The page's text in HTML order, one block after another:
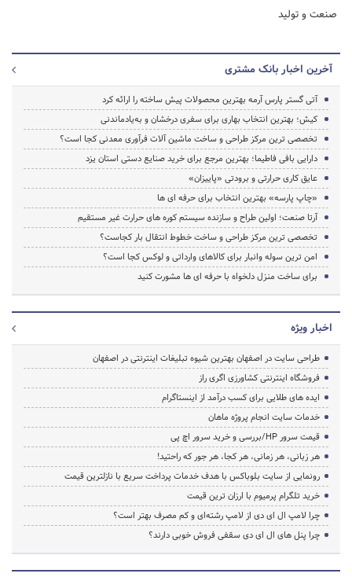
صنعت و تولید
آخرین اخبار بانک مشتری
آتی گستر پارس آرمه بهترین محصولات پیش ساخته را ارائه کرد
کیش؛ بهترین انتخاب بهاری برای سفری درخشان و به‌یادماندنی
تخصصی ترین مرکز طراحی و ساخت ماشین آلات فرآوری معدنی کجا است؟
دارایی بافی فاطیما؛ بهترین مرجع برای خرید صنایع دستی استان یزد
عایق کاری حرارتی و برودتی «پاییزان»
«چاپ پارسه» بهترین انتخاب برای حرفه ای ها
آرتا صنعت؛ اولین طراح و سازنده سیستم کوره های حرارت غیر مستقیم
تخصصی ترین مرکز طراحی و ساخت خطوط انتقال بار کجاست؟
امن ترین سوله وانبار برای کالاهای وارداتی و لوکس کجا است؟
برای ساخت منزل دلخواه با حرفه ای ها مشورت کنید
اخبار ویژه
طراحی سایت در اصفهان بهترین شیوه تبلیغات اینترنتی در اصفهان
فروشگاه اینترنتی کشاورزی اگری راز
ایده های طلایی برای کسب درآمد از اینستاگرام
خدمات سایت انجام پروژه ماهان
قیمت سرور HP/بررسی و خرید سرور اچ پی
هر زبانی، هر زمانی، هر کجا، هر جور که راحتید!
رونمایی از سایت بلوباکس با هدف خدمات پرداخت سریع با نازلترین قیمت
خرید تلگرام پرمیوم با ارزان ترین قیمت
چرا لامپ ال ای دی از لامپ رشته‌ای و کم مصرف بهتر است؟
چرا پنل های ال ای دی سقفی فروش خوبی دارند؟